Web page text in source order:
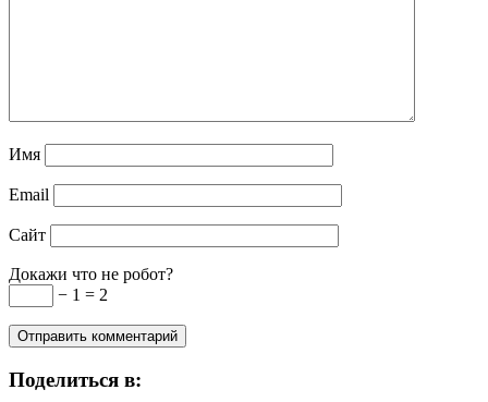
Имя
Email
Сайт
Докажи что не робот?
− 1 = 2
Поделиться в: